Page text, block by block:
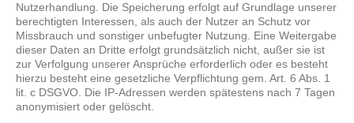
Nutzerhandlung. Die Speicherung erfolgt auf Grundlage unserer
berechtigten Interessen, als auch der Nutzer an Schutz vor
Missbrauch und sonstiger unbefugter Nutzung. Eine Weitergabe
dieser Daten an Dritte erfolgt grundsätzlich nicht, außer sie ist
zur Verfolgung unserer Ansprüche erforderlich oder es besteht
hierzu besteht eine gesetzliche Verpflichtung gem. Art. 6 Abs. 1
lit. c DSGVO. Die IP-Adressen werden spätestens nach 7 Tagen
anonymisiert oder gelöscht.